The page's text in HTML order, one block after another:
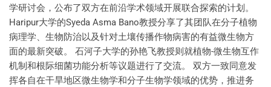
学研讨会，公布了双方在前沿学术领域开展联合探索的计划。
Haripur大学的Syeda Asma Bano教授分享了其团队在分子植物
病理学、生物防治以及针对土壤传播作物病害的有益微生物方
面的最新突破。 石河子大学的孙艳飞教授则就植物-微生物互作
机制和根际细菌功能分析等议题进行了交流。 双方一致同意发
挥各自在干旱地区微生物学和分子生物学领域的优势，推进务